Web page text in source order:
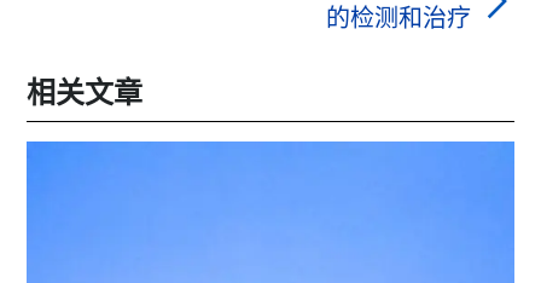
的检测和治疗
相关文章